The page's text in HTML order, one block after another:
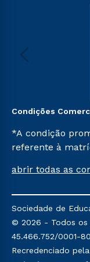
Condições
*A condição
referente à
na prova on-line
semestre de
e/ou não
matrícula em
Sul Educacional,
condições não
abrir todas as
Sociedade de
© 2026 - Todos os
45.466.752/0001-
Recredenciado